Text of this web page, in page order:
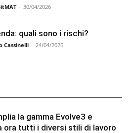
- 30/04/2026
quali sono i rischi?
Cassinelli - 24/04/2026
la gamma Evolve3 e
ora tutti i diversi stili di lavoro